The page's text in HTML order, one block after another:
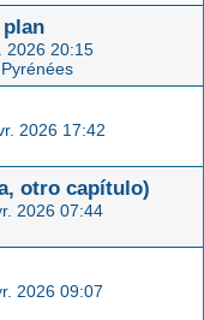
2026 20:15
2026 17:42
otro capítulo)
2026 07:44
2026 09:07